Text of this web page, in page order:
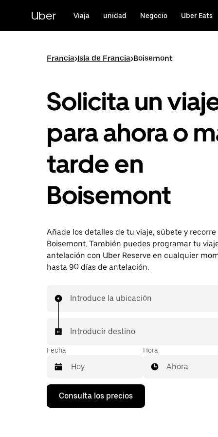
contenido
principal
Uber Viaja unidad Negocio Uber Eats
Francia>Isla de Francia>Boisemont
Solicita un
para ahora o
tarde en
Boisemont
Añade los detalles de tu viaje, súbete y recorre
Boisemont. También puedes programar tu
antelación con Uber Reserve en cualquier
hasta 90 días de antelación.
Introduce la ubicación
Introducir destino
Fecha
Pulsa
flecha
Hora
Ahora
Consulta los precios